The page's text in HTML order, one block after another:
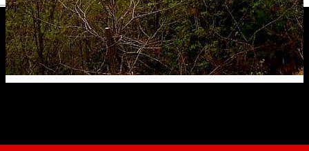
ExperiencesErfahrungen in Sibiu